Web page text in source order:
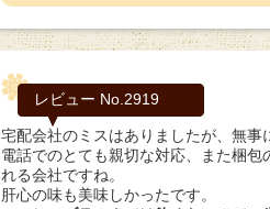
レビュー No.2919
宅配会社のミスはありましたが、無事
電話でのとても親切な対応、また梱包
れる会社ですね。
肝心の味も美味しかったです。